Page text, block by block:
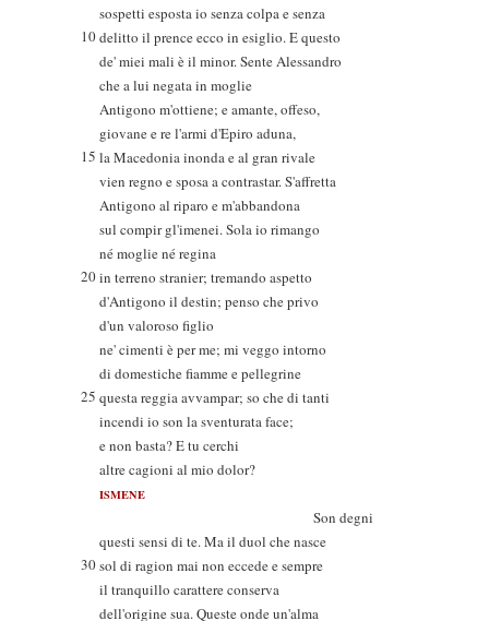
sospetti esposta io senza colpa e senza
10delitto il prence ecco in esiglio. E questo
de' miei mali è il minor. Sente Alessandro
che a lui negata in moglie
Antigono m'ottiene; e amante, offeso,
giovane e re l'armi d'Epiro aduna,
15 la Macedonia inonda e al gran rivale
vien regno e sposa a contrastar. S'affretta
Antigono al riparo e m'abbandona
sul compir gl'imenei. Sola io rimango
né moglie né regina
20in terreno stranier; tremando aspetto
d'Antigono il destin; penso che privo
d'un valoroso figlio
ne' cimenti è per me; mi veggo intorno
di domestiche fiamme e pellegrine
25 questa reggia avvampar; so che di tanti
incendi io son la sventurata face;
e non basta? E tu cerchi
altre cagioni al mio dolor?
ISMENE
Son degni
questi sensi di te. Ma il duol che nasce
30sol di ragion mai non eccede e sempre
il tranquillo carattere conserva
dell'origine sua. Queste onde un'alma